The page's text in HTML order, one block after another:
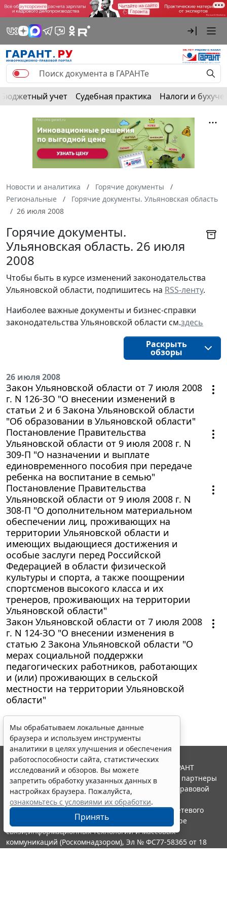
Бюджетный учет Судебная практика Налоги и
Новости и аналитика
Горячие документы
Региональные
Горячие документы. Ульяновская область
26 июля 2008
Горячие документы.
Ульяновская область. 26 июля
2008
Чтобы быть в курсе изменений законодательства
Ульяновской области, подпишитесь на RSS-ленту.
Наиболее важные документы и бизнес-справки
законодательства Ульяновской области см.здесь
Раскрыть
обзоры
26 июля 2008
Закон Ульяновской области от 7 июля 2008
г. N 126-ЗО "О внесении изменений в
статьи 2 и 6 Закона Ульяновской области
"Об образовании в Ульяновской области"
Постановление Правительства
Ульяновской области от 9 июля 2008 г. N
309-П "О назначении и выплате
единовременного пособия при передаче
ребенка на воспитание в семью"
Постановление Правительства
Ульяновской области от 9 июля 2008 г. N
308-П "О дополнительном материальном
обеспечении лиц, проживающих на
территории Ульяновской области и
имеющих выдающиеся достижения и
особые заслуги перед Российской
Федерацией в области физической
культуры и спорта, а также поощрении
спортсменов высокого класса и их
тренеров, проживающих на территории
Ульяновской области"
Закон Ульяновской области от 7 июля 2008
г. N 124-ЗО "О внесении изменения в
статью 2 Закона Ульяновской области "О
мерах социальной поддержки
педагогических работников, работающих
и (или) проживающих в сельской
местности на территории Ульяновской
области"
Мы обрабатываем локальные данные
браузера и используем инструменты
аналитики в целях улучшения и обеспечения
работоспособности сайта, статистических
исследований и обзоров. Вы можете
запретить обработку указанных данных в
настройках браузера. Пожалуйста,
ознакомьтесь с условиями их обработки.
Принять
© ООО "НПП "ГАРАНТ-СЕРВИС", 2026. Система ГАРАНТ
выпускается с 1990 года. Компания "Гарант" и ее партнеры
являются участниками Российской ассоциации правовой
информации ГАРАНТ.
Портал ГАРАНТ.РУ зарегистрирован в качестве сетевого
издания Федеральной службой по надзору в сфере
связи,информационных технологий и массовых
коммуникаций (Роскомнадзором), Эл № ФС77-58365 от 18